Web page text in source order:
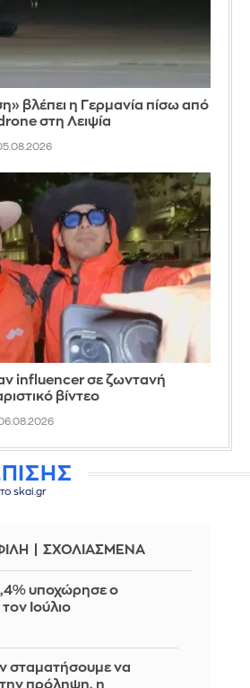
βλέπει η Γερμανία πίσω από
στη Λειψία
influencer σε ζωντανή
βίντεο
το skai.gr
ΣΧΟΛΙΑΣΜΕΝΑ
υποχώρησε ο
Ιούλιο
σταματήσουμε να
πρόληψη, η